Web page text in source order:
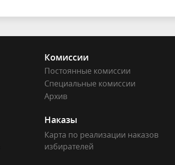
Комиссии
Постоянные комиссии
Специальные комиссии
Архив
Наказы
Карта по реализации наказов
избирателей